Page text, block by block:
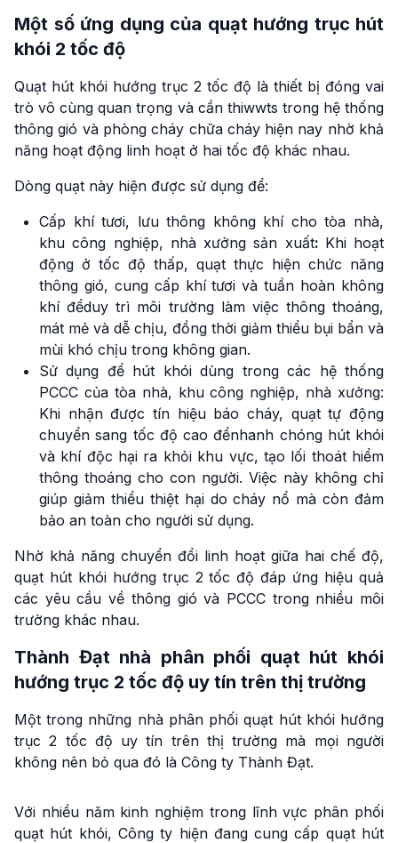
Một số ứng dụng của quạt hướng trục hút
khói 2 tốc độ
Quạt hút khói hướng trục 2 tốc độ là thiết bị đóng vai
trò vô cùng quan trọng và cần thiwwts trong hệ thống
thông gió và phòng cháy chữa cháy hiện nay nhờ khả
năng hoạt động linh hoạt ở hai tốc độ khác nhau.
Dòng quạt này hiện được sử dụng để:
Cấp khí tươi, lưu thông không khí cho tòa nhà,
khu công nghiệp, nhà xưởng sản xuất: Khi hoạt
động ở tốc độ thấp, quạt thực hiện chức năng
thông gió, cung cấp khí tươi và tuần hoàn không
khí đểduy trì môi trường làm việc thông thoáng,
mát mẻ và dễ chịu, đồng thời giảm thiểu bụi bẩn và
mùi khó chịu trong không gian.
Sử dụng để hút khói dùng trong các hệ thống
PCCC của tòa nhà, khu công nghiệp, nhà xưởng:
Khi nhận được tín hiệu báo cháy, quạt tự động
chuyển sang tốc độ cao đểnhanh chóng hút khói
và khí độc hại ra khỏi khu vực, tạo lối thoát hiểm
thông thoáng cho con người. Việc này không chỉ
giúp giảm thiểu thiệt hại do cháy nổ mà còn đảm
bảo an toàn cho người sử dụng.
Nhờ khả năng chuyển đổi linh hoạt giữa hai chế độ,
quạt hút khói hướng trục 2 tốc độ đáp ứng hiệu quả
các yêu cầu về thông gió và PCCC trong nhiều môi
trường khác nhau.
Thành Đạt nhà phân phối quạt hút khói
hướng trục 2 tốc độ uy tín trên thị trường
Một trong những nhà phân phối quạt hút khói hướng
trục 2 tốc độ uy tín trên thị trường mà mọi người
không nên bỏ qua đó là Công ty Thành Đạt.
Với nhiều năm kinh nghiệm trong lĩnh vực phân phối
quạt hút khói, Công ty hiện đang cung cấp quạt hút